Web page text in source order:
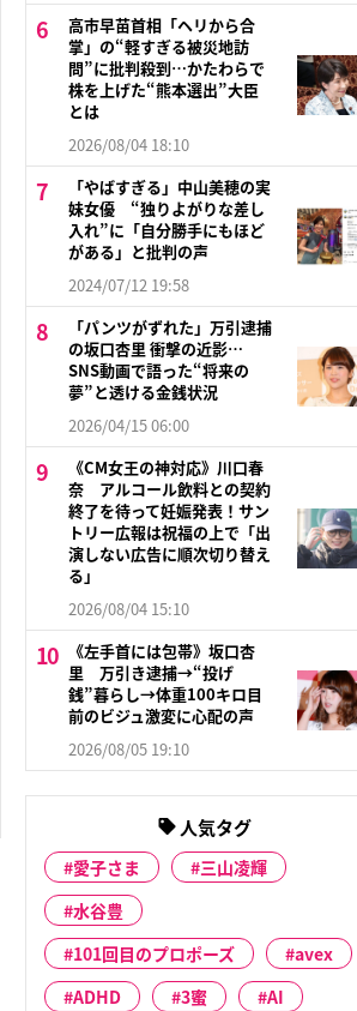
高市早苗首相「ヘリから合
掌」の“軽すぎる被災地訪
問”に批判殺到…かたわらで
株を上げた“熊本選出”大臣
とは
2026/08/04 18:10
「やばすぎる」中山美穂の実
妹女優 “独りよがりな差し
入れ”に「自分勝手にもほど
がある」と批判の声
2024/07/12 19:58
「パンツがずれた」万引逮捕
の坂口杏里 衝撃の近影…
SNS動画で語った“将来の
夢”と透ける金銭状況
2026/04/15 06:00
《CM女王の神対応》川口春
奈 アルコール飲料との契約
終了を待って妊娠発表！サン
トリー広報は祝福の上で「出
演しない広告に順次切り替え
る」
2026/08/04 15:10
《左手首には包帯》坂口杏
里 万引き逮捕→“投げ
銭”暮らし→体重100キロ目
前のビジュ激変に心配の声
2026/08/05 19:10
人気タグ
愛子さま
三山凌輝
水谷豊
101回目のプロポーズ
avex
ADHD
3蜜
AI